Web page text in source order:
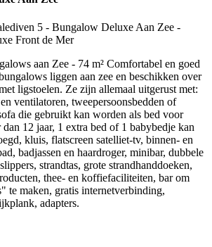
aan Zee - 74 m² Comfortabel en goed
liggen aan zee en beschikken over
ligstoelen. Ze zijn allemaal uitgerust met:
ventilatoren, tweepersoonsbedden of
die gebruikt kan worden als bed voor
12 jaar, 1 extra bed of 1 babybedje kan
kluis, flatscreen satelliet-tv, binnen- en
badjassen en haardroger, minibar, dubbele
strandtas, grote strandhanddoeken,
thee- en koffiefaciliteiten, bar om
te maken, gratis internetverbinding,
adapters.